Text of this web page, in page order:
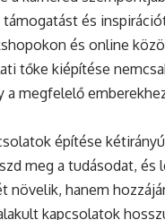
és
és online
tőke kiépítése
a megfelelő
építése
meg a tudásodat, és
növelik, hanem
kapcsolatok